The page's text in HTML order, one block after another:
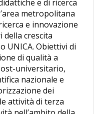
e di ricerca
metropolitana
e innovazione
crescita
UNICA. Obiettivi di
di qualità a
universitario,
nazionale e
dei
attività di terza